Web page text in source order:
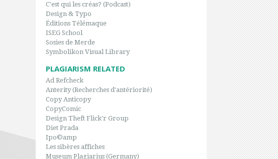
C'est qui les créas? (Podcast)
Design & Typo
Éditions Télémaque
ISEG School
Sosies de Merde
Symbolikon Visual Library
PLAGIARISM RELATED
Ad Refcheck
Anterity (Recherches d'antériorité)
Copy Anticopy
CopyComic
Design Theft Flick'r Group
Diet Prada
Ipo©amp
Les sibères affiches
Museum Plagiarius (Germany)